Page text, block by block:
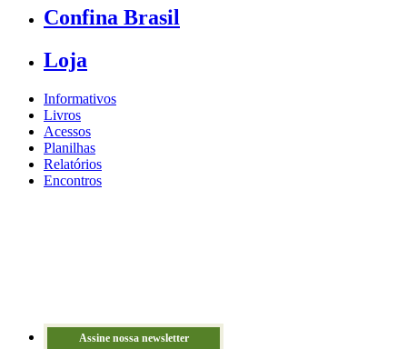
Confina Brasil
Loja
Informativos
Livros
Acessos
Planilhas
Relatórios
Encontros
Assine nossa newsletter